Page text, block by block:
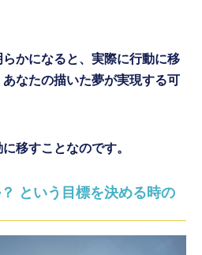
かになると、実際に行動に移
あなたの描いた夢が実現する可
移すことなのです。
という目標を決める時の